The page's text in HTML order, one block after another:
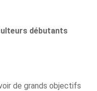
débutants
de grands objectifs